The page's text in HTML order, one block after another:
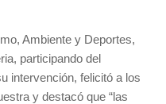
Ambiente y Deportes,
participando del
intervención, felicitó a los
y destacó que “las